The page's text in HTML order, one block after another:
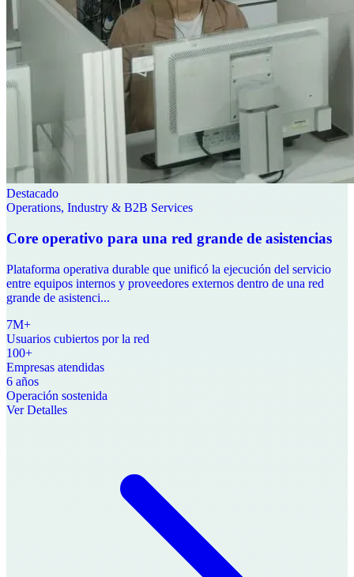
Destacado
Operations, Industry & B2B Services
Core operativo para una red grande de asistencias
Plataforma operativa durable que unificó la ejecución del servicio
entre equipos internos y proveedores externos dentro de una red
grande de asistenci...
7M+
Usuarios cubiertos por la red
100+
Empresas atendidas
6 años
Operación sostenida
Ver Detalles